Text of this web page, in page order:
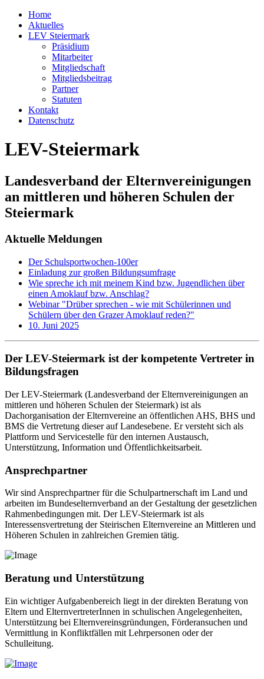
Home
Aktuelles
LEV Steiermark
Präsidium
Mitarbeiter
Mitgliedschaft
Mitgliedsbeitrag
Partner
Statuten
Kontakt
Datenschutz
LEV-Steiermark
Landesverband der Elternvereinigungen
an mittleren und höheren Schulen der
Steiermark
Aktuelle Meldungen
Der Schulsportwochen-100er
Einladung zur großen Bildungsumfrage
Wie spreche ich mit meinem Kind bzw. Jugendlichen über
einen Amoklauf bzw. Anschlag?
Webinar "Drüber sprechen - wie mit Schülerinnen und
Schülern über den Grazer Amoklauf reden?"
10. Juni 2025
Der LEV-Steiermark ist der kompetente Vertreter in
Bildungsfragen
Der LEV-Steiermark (Landesverband der Elternvereinigungen an
mittleren und höheren Schulen der Steiermark) ist als
Dachorganisation der Elternvereine an öffentlichen AHS, BHS und
BMS die Vertretung dieser auf Landesebene. Er versteht sich als
Plattform und Servicestelle für den internen Austausch,
Unterstützung, Information und Öffentlichkeitsarbeit.
Ansprechpartner
Wir sind Ansprechpartner für die Schulpartnerschaft im Land und
arbeiten im Bundeselternverband an der Gestaltung der gesetzlichen
Rahmenbedingungen mit. Der LEV-Steiermark ist als
Interessensvertretung der Steirischen Elternvereine an Mittleren und
Höheren Schulen in zahlreichen Gremien tätig.
Beratung und Unterstützung
Ein wichtiger Aufgabenbereich liegt in der direkten Beratung von
Eltern und ElternvertreterInnen in schulischen Angelegenheiten,
Unterstützung bei Elternvereinsgründungen, Förderansuchen und
Vermittlung in Konfliktfällen mit Lehrpersonen oder der
Schulleitung.